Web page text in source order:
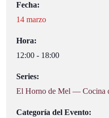
Fecha:
14 marzo
Hora:
12:00 - 18:00
Series:
El Horno de Mel — Cocina
Categoría del Evento: